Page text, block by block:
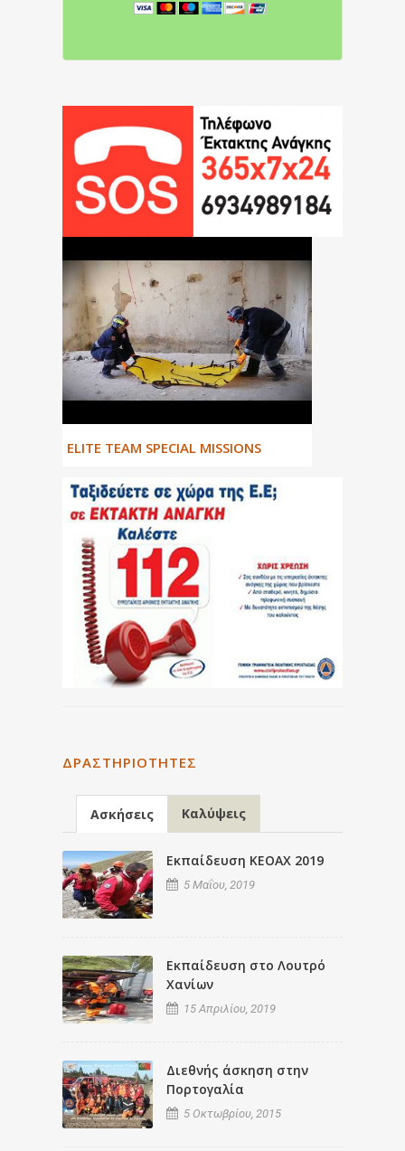
ΕLITE TEAM SPECIAL MISSIONS
ΔΡΑΣΤΗΡΙΌΤΗΤΕΣ
Ασκήσεις Καλύψεις
Εκπαίδευση ΚΕΟΑΧ 2019
5 Μαΐου, 2019
Εκπαίδευση στο Λουτρό
Χανίων
15 Απριλίου, 2019
Διεθνής άσκηση στην
Πορτογαλία
5 Οκτωβρίου, 2015